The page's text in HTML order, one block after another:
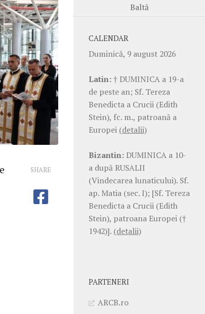
SHARE
Baltă
CALENDAR
Duminică, 9 august 2026
Latin:† DUMINICA a 19-a
de peste an; Sf. Tereza
Benedicta a Crucii (Edith
Stein), fc. m., patroană a
Europei (detalii)
Bizantin: DUMINICA a 10-
a după RUSALII
(Vindecarea lunaticului). Sf.
ap. Matia (sec. I); [Sf. Tereza
Benedicta a Crucii (Edith
Stein), patroana Europei (†
1942)]. (detalii)
PARTENERI
ARCB.ro